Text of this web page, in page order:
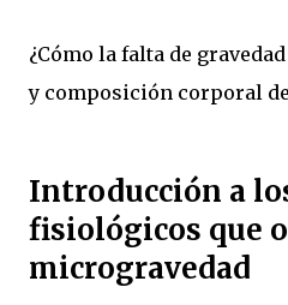
¿Cómo la falta de
y composición corporal
Introducción a
fisiológicos que
microgravedad